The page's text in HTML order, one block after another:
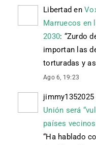
Libertad en
Marruecos en
2030: “Zurdo
importan las
torturadas y
Ago 6, 19:23
jimmy1352025
Unión será
países
“Ha hablado